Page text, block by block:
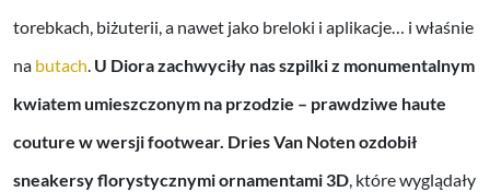
torebkach, biżuterii, a nawet jako breloki i aplikacje… i właśnie
na butach U Diora zachwyciły nas szpilki z monumentalnym
kwiatem umieszczonym na przodzie – prawdziwe haute
couture w wersji footwear. Dries Van Noten ozdobił
sneakersy florystycznymi ornamentami 3D , które wyglądały